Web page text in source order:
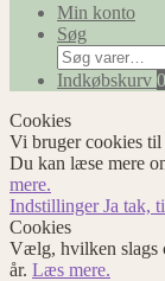
Min konto
Søg
Søg
efter:
Indkøbskurv 0
Cookies
Vi bruger cookies til
Du kan læse mere
mere.
IndstillingerJa tak,
Cookies
Vælg, hvilken slags
år. Læs mere.